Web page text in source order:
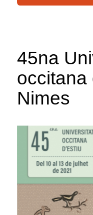
45na
occitana
Nimes